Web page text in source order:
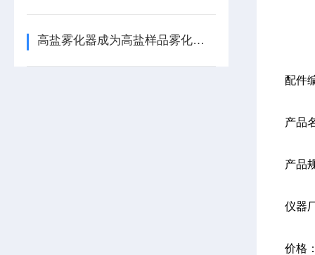
高盐雾化器成为高盐样品雾化的稳定设备
配件
产品
产品
仪器
价格